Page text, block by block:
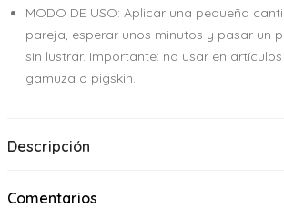
MODO DE USO: Aplicar una pequeña
pareja, esperar unos minutos y pasar un
sin lustrar. Importante: no usar en
gamuza o pigskin.
Descripción
Comentarios